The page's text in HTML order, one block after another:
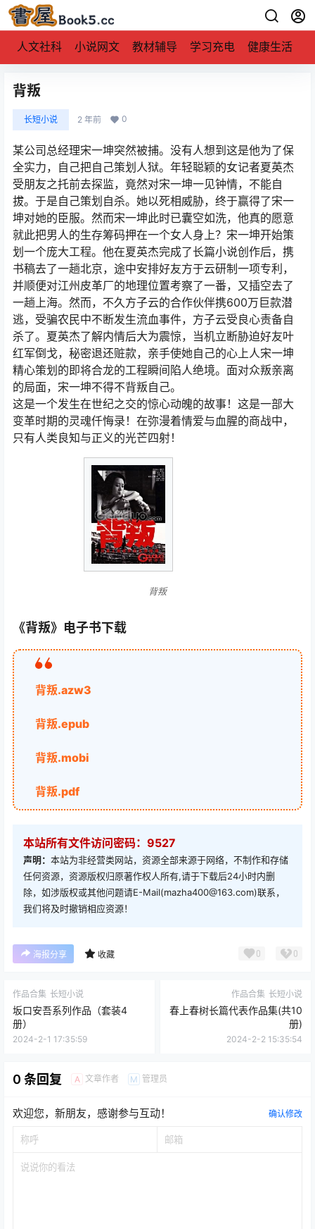
人文社科 小说网文 教材辅导 学习充电 健康生活
背叛
长短小说 2 年前 0
某公司总经理宋一坤突然被捕。没有人想到这是他为了保
全实力，自己把自己策划人狱。年轻聪颖的女记者夏英杰
受朋友之托前去探监，竟然对宋一坤一见钟情，不能自
拔。于是自己策划自杀。她以死相威胁，终于赢得了宋一
坤对她的臣服。然而宋一坤此时已囊空如洗，他真的愿意
就此把男人的生存筹码押在一个女人身上？宋一坤开始策
划一个庞大工程。他在夏英杰完成了长篇小说创作后，携
书稿去了一趟北京，途中安排好友方于云研制一项专利，
并顺便对江州皮革厂的地理位置考察了一番，又插空去了
一趟上海。然而，不久方子云的合作伙伴携600万巨款潜
逃，受骗农民中不断发生流血事件，方子云受良心责备自
杀了。夏英杰了解内情后大为震惊，当机立断胁迫好友叶
红军倒戈，秘密退还赃款，亲手使她自己的心上人宋一坤
精心策划的即将合龙的工程瞬间陷人绝境。面对众叛亲离
的局面，宋一坤不得不背叛自己。
这是一个发生在世纪之交的惊心动魄的故事！这是一部大
变革时期的灵魂仟悔录！在弥漫着情爱与血腥的商战中，
只有人类良知与正义的光芒四射！
背叛
《背叛》电子书下载
背叛.azw3
背叛.epub
背叛.mobi
背叛.pdf
本站所有文件访问密码：9527
声明： 本站为非经营类网站，资源全部来源于网络，不制作和存储
任何资源，资源版权归原著作权人所有,请于下载后24小时内删
除，如涉版权或其他问题请E-Mail(mazha400@163.com)联系，
我们将及时撤销相应资源！
海报分享 收藏 0 0
作品合集 长短小说
坂口安吾系列作品（套装4
册）
2024-2-1 17:35:59
作品合集 长短小说
春上春树长篇代表作品集(共10
册)
2024-2-2 15:35:54
0 条回复 A 文章作者 M 管理员
欢迎您，新朋友，感谢参与互动！ 确认修改